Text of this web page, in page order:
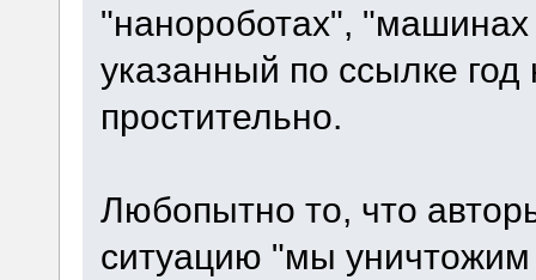
"нанороботах",
указанный по ссылке год
простительно.
Любопытно то, что
ситуацию "мы